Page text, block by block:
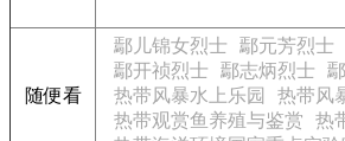
随便看
鄢儿锦女烈士 鄢元芳烈士
鄢开祯烈士
鄢志炳烈士
热带风暴水上乐园
热带风
热带观赏鱼养殖与鉴赏
热